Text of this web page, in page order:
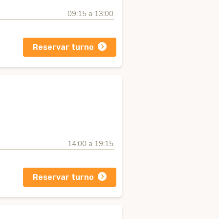
09:15 a 13:00
Reservar turno
14:00 a 19:15
Reservar turno